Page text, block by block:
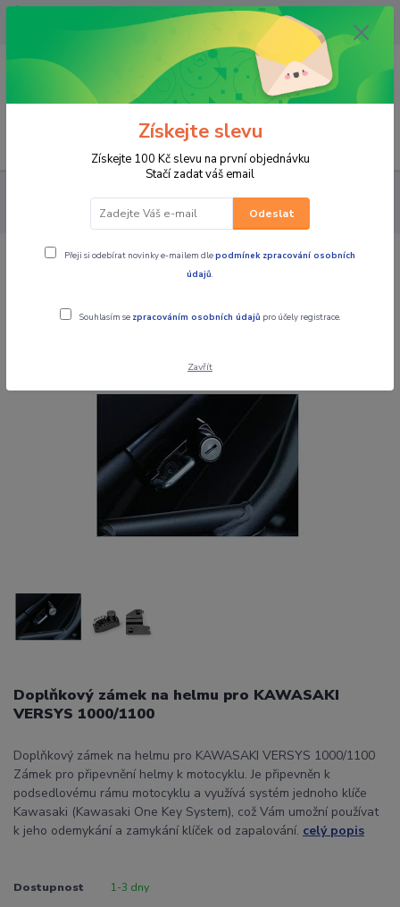
OPAVA 733537099/HLUČÍN
734541648/OLOMOUC 734593593
0,00 CZK
MOTOCYKLY KAWASAKI
PŘÍSLUŠENSTVÍ DLE MODELU
Doplňkový zámek na helmu pro KAWASAKI VERSYS 1000/1100
Doplňkový zámek na helmu pro
Doplňkový zámek na helmu pro KAWASAKI
VERSYS 1000/1100
Doplňkový zámek na helmu pro KAWASAKI VERSYS 1000/1100
Zámek pro připevnění helmy k motocyklu. Je připevněn k
podsedlovému rámu motocyklu a využívá systém jednoho klíče
Kawasaki (Kawasaki One Key System), což Vám umožní používat
k jeho odemykání a zamykání klíček od zapalování. celý popis
Dostupnost 1-3 dny
Získejte slevu
Získejte 100 Kč slevu na první objednávku
Stačí zadat váš email
Odeslat
Přeji si odebírat novinky e-mailem dlepodmínek zpracování osobních
údajů.
Souhlasím se zpracováním osobních údajů pro účely registrace.
Zavřít